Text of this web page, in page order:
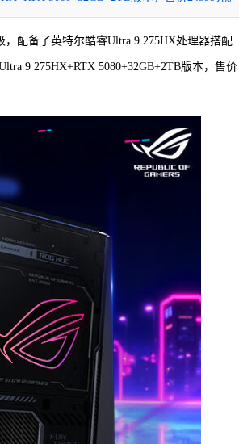
，配备了英特尔酷睿Ultra 9 275HX处理器搭配
9 275HX+RTX 5080+32GB+2TB版本，售价